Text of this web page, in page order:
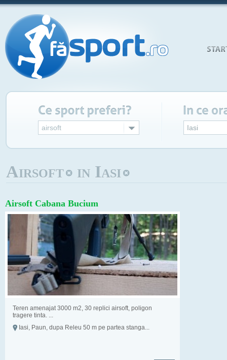
airsoft Iasi
Airsoft in Iasi
Airsoft Cabana Bucium
Teren amenajat 3000 m2, 30 replici airsoft, poligon
tragere tinta. ...
Iasi, Paun, dupa Releu 50 m pe partea stanga...